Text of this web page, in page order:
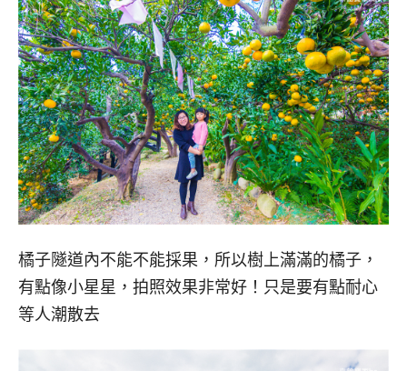
橘子隧道內不能不能採果，所以樹上滿滿的橘子，
有點像小星星，拍照效果非常好！只是要有點耐心
等人潮散去